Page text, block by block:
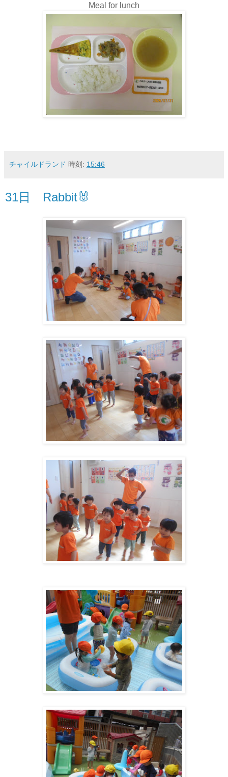
Meal for lunch
チャイルドランド 時刻: 15:46
31日 Rabbit🐰